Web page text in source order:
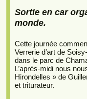
Sortie en car
monde.
Cette journée
Verrerie d’art de
dans le parc de
L’après-midi nous
Hirondelles » de
et triturateur.